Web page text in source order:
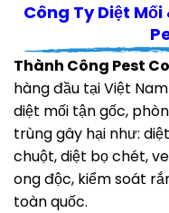
Công Ty Diệt
Thành Công Pest
hàng đầu tại Việt
diệt mối tận gốc,
trùng gây hại như:
chuột, diệt bọ chét,
ong độc, kiểm soát
toàn quốc.